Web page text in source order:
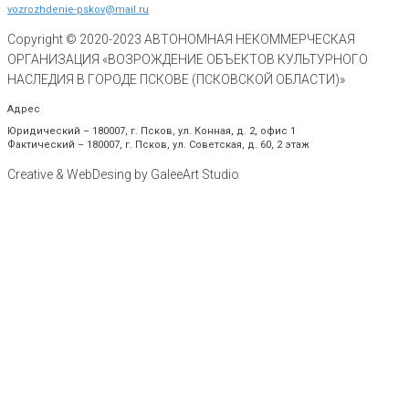
vozrozhdenie-pskov@mail.ru
Copyright © 2020-2023 АВТОНОМНАЯ НЕКОММЕРЧЕСКАЯ
ОРГАНИЗАЦИЯ «ВОЗРОЖДЕНИЕ ОБЪЕКТОВ КУЛЬТУРНОГО
НАСЛЕДИЯ В ГОРОДЕ ПСКОВЕ (ПСКОВСКОЙ ОБЛАСТИ)»
Адрес
Юридический – 180007, г. Псков, ул. Конная, д. 2, офис 1
Фактический – 180007, г. Псков, ул. Советская, д. 60, 2 этаж
Creative & WebDesing by GaleeArt Studio